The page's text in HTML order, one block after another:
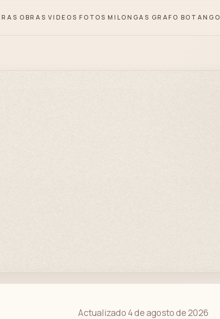
OBRAS VIDEOS FOTOS MILONGAS GRAFO BOTANGO
Actualizado 4 de agosto de 2026